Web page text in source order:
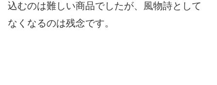
込むのは難しい商品でしたが、風物詩として
なくなるのは残念です。